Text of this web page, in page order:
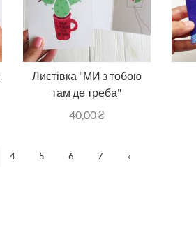
Листівка "МИ з тобою
там де треба"
40,00₴
4 5 6 7 »